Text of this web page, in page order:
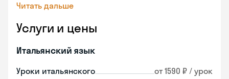
Читать дальше
Услуги и цены
Итальянский язык
Уроки итальянского от 1590 ₽ / урок